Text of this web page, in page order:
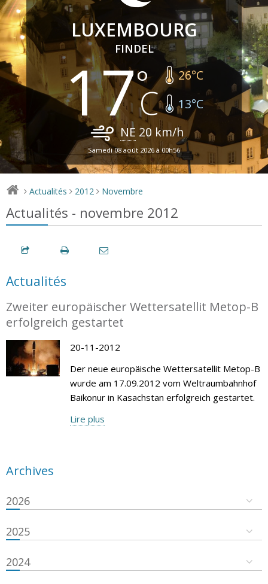
LUXEMBOURG
FINDEL
17 26°C
13°C
NE 20 km/h
Samedi 08 août 2026 à 00h56
> Actualités > 2012 > Novembre
Actualités - novembre 2012
Actualités
Zweiter europäischer Wettersatellit Metop-B
erfolgreich gestartet
20-11-2012
Der neue europäische Wettersatellit Metop-B
wurde am 17.09.2012 vom Weltraumbahnhof
Baikonur in Kasachstan erfolgreich gestartet.
Lire plus
Archives
2026
2025
2024